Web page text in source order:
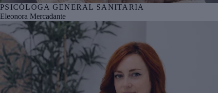
Nº col. COPBI BI05368
PSICÓLOGA GENERAL SANITARIA
Eleonora Mercadante